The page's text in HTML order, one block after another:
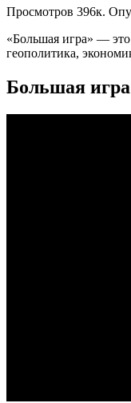
Просмотров 396к.
«Большая игра» —
геополитика,
Большая